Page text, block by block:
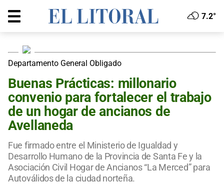
7.2°
Departamento General Obligado
Buenas Prácticas: millonario
convenio para fortalecer el trabajo
de un hogar de ancianos de
Avellaneda
Fue firmado entre el Ministerio de Igualdad y
Desarrollo Humano de la Provincia de Santa Fe y la
Asociación Civil Hogar de Ancianos “La Merced” para
Autoválidos de la ciudad norteña.